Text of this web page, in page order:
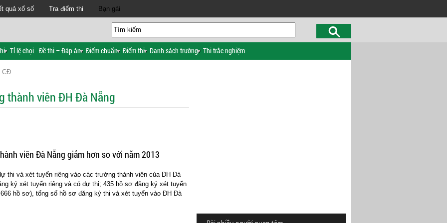
quả xổ số Tra điểm thi Bạn gái
Tỉ lệ chọi Đề thi – Đáp án Điểm chuẩn Điểm thi Danh sách trường Thi trắc nghiệm
CĐ
thành viên ĐH Đà Nẵng
viên Đà Nẵng giảm hơn so với năm 2013
thi và xét tuyển riêng vào các trường thành viên của ĐH Đà
ký xét tuyển riêng và có dự thi; 435 hồ sơ đăng ký xét tuyển
hồ sơ), tổng số hồ sơ đăng ký thi và xét tuyển vào ĐH Đà